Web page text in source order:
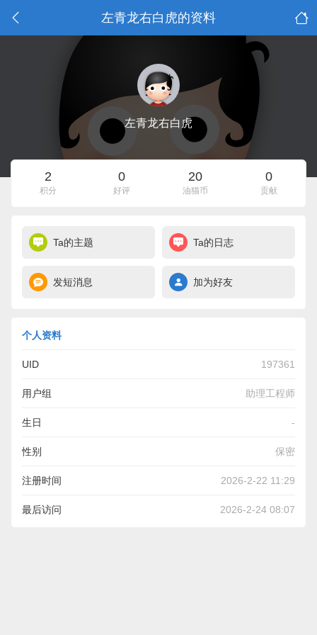
左青龙右白虎的资料
左青龙右白虎
2
积分
0
好评
20
油猫币
0
贡献
Ta的主题 Ta的日志
发短消息 加为好友
个人资料
UID 197361
用户组 助理工程师
生日 -
性别 保密
注册时间 2026-2-22 11:29
最后访问 2026-2-24 08:07